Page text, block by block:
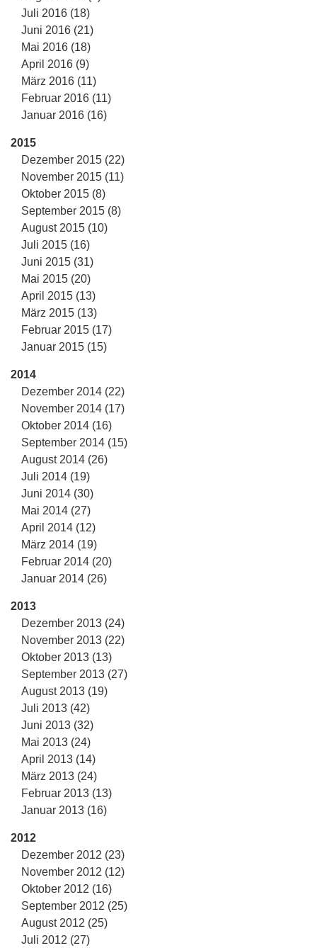
Juli 2016 (18)
Juni 2016 (21)
Mai 2016 (18)
April 2016 (9)
März 2016 (11)
Februar 2016 (11)
Januar 2016 (16)
2015
Dezember 2015 (22)
November 2015 (11)
Oktober 2015 (8)
September 2015 (8)
August 2015 (10)
Juli 2015 (16)
Juni 2015 (31)
Mai 2015 (20)
April 2015 (13)
März 2015 (13)
Februar 2015 (17)
Januar 2015 (15)
2014
Dezember 2014 (22)
November 2014 (17)
Oktober 2014 (16)
September 2014 (15)
August 2014 (26)
Juli 2014 (19)
Juni 2014 (30)
Mai 2014 (27)
April 2014 (12)
März 2014 (19)
Februar 2014 (20)
Januar 2014 (26)
2013
Dezember 2013 (24)
November 2013 (22)
Oktober 2013 (13)
September 2013 (27)
August 2013 (19)
Juli 2013 (42)
Juni 2013 (32)
Mai 2013 (24)
April 2013 (14)
März 2013 (24)
Februar 2013 (13)
Januar 2013 (16)
2012
Dezember 2012 (23)
November 2012 (12)
Oktober 2012 (16)
September 2012 (25)
August 2012 (25)
Juli 2012 (27)